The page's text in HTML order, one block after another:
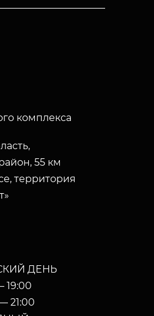
комплекса
55 км
территория
ДЕНЬ
19:00
21:00